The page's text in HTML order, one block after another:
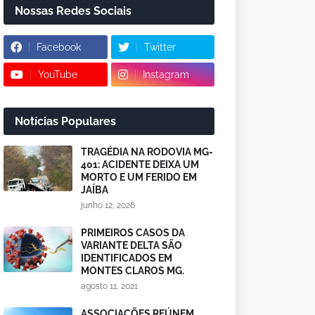
Nossas Redes Sociais
Facebook Twitter
YouTube Instagram
Notícias Populares
TRAGÉDIA NA RODOVIA MG-
401: ACIDENTE DEIXA UM
MORTO E UM FERIDO EM
JAÍBA
junho 12, 2026
PRIMEIROS CASOS DA
VARIANTE DELTA SÃO
IDENTIFICADOS EM
MONTES CLAROS MG.
agosto 11, 2021